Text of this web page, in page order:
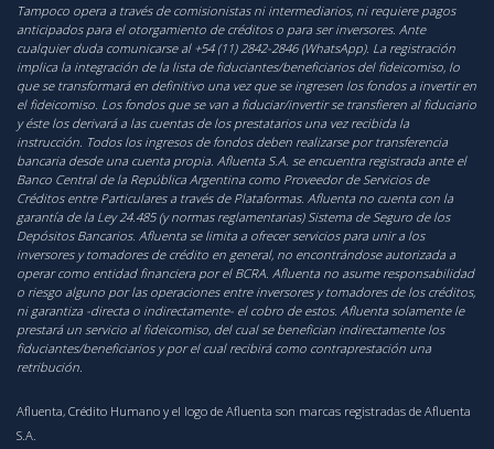
Tampoco opera a través de comisionistas ni intermediarios, ni requiere pagos
anticipados para el otorgamiento de créditos o para ser inversores. Ante
cualquier duda comunicarse al +54 (11) 2842-2846 (WhatsApp). La registración
implica la integración de la lista de fiduciantes/beneficiarios del fideicomiso, lo
que se transformará en definitivo una vez que se ingresen los fondos a invertir en
el fideicomiso. Los fondos que se van a fiduciar/invertir se transfieren al fiduciario
y éste los derivará a las cuentas de los prestatarios una vez recibida la
instrucción. Todos los ingresos de fondos deben realizarse por transferencia
bancaria desde una cuenta propia. Afluenta S.A. se encuentra registrada ante el
Banco Central de la República Argentina como Proveedor de Servicios de
Créditos entre Particulares a través de Plataformas. Afluenta no cuenta con la
garantía de la Ley 24.485 (y normas reglamentarias) Sistema de Seguro de los
Depósitos Bancarios. Afluenta se limita a ofrecer servicios para unir a los
inversores y tomadores de crédito en general, no encontrándose autorizada a
operar como entidad financiera por el BCRA. Afluenta no asume responsabilidad
o riesgo alguno por las operaciones entre inversores y tomadores de los créditos,
ni garantiza -directa o indirectamente- el cobro de estos. Afluenta solamente le
prestará un servicio al fideicomiso, del cual se benefician indirectamente los
fiduciantes/beneficiarios y por el cual recibirá como contraprestación una
retribución.
Afluenta, Crédito Humano y el logo de Afluenta son marcas registradas de Afluenta
S.A.